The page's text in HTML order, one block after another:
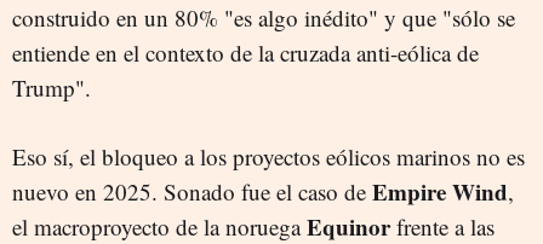
construido en un 80% "es algo inédito" y que "sólo se
entiende en el contexto de la cruzada anti-eólica de
Trump".
Eso sí, el bloqueo a los proyectos eólicos marinos no es
nuevo en 2025. Sonado fue el caso de Empire Wind,
el macroproyecto de la noruegaEquinorfrente a las